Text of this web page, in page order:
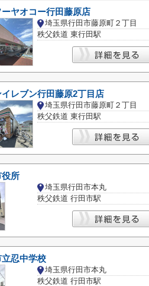
ーヤオコー行田藤原店
埼玉県行田市藤原町２丁目
秩父鉄道 東行田駅
イレブン行田藤原2丁目店
埼玉県行田市藤原町２丁目
秩父鉄道 東行田駅
役所
埼玉県行田市本丸
秩父鉄道 行田市駅
忍中学校
埼玉県行田市本丸
秩父鉄道 行田市駅